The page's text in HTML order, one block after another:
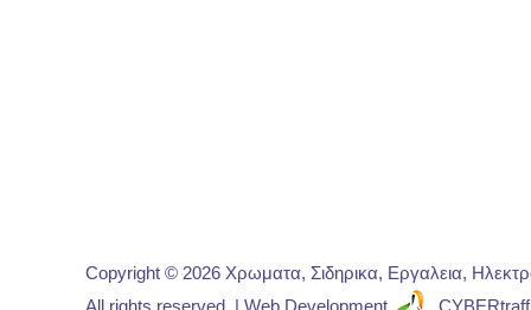
Copyright © 2026 Χρωματα, Σιδηρικα, Εργαλεια,